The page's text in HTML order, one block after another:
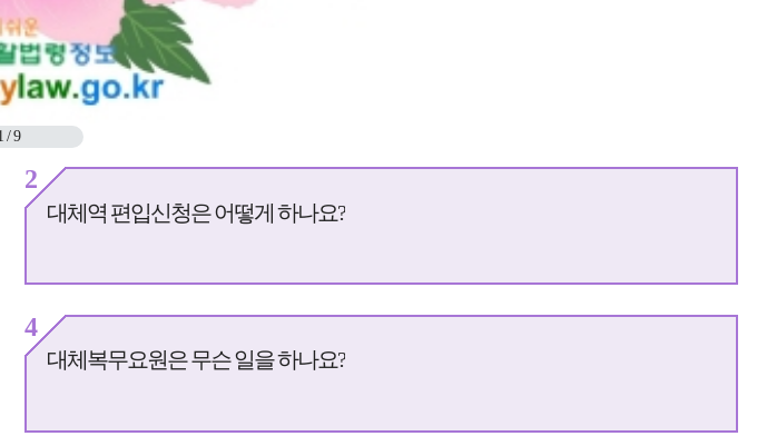
/9
2
대체역 편입신청은 어떻게 하나요?
4
대체복무요원은 무슨 일을 하나요?